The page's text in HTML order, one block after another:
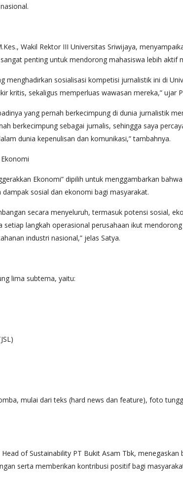
Wakil Rektor III Universitas Sriwijaya,
penting untuk mendorong mahasiswa lebih aktif
menghadirkan sosialisasi kompetisi jurnalistik ini di
kritis, sekaligus memperluas wawasan mereka,” ujar
yang pernah berkecimpung di dunia jurnalistik
berkecimpung sebagai jurnalis, sehingga saya
dunia kepenulisan dan komunikasi,” tambahnya.
Ekonomi” dipilih untuk menggambarkan
sosial dan ekonomi bagi masyarakat.
secara menyeluruh, termasuk potensi sosial,
langkah operasional perusahaan ikut
industri nasional,” jelas Satya.
lima subtema, yaitu:
mulai dari teks (hard news dan feature), foto
of Sustainability PT Bukit Asam Tbk,
serta memberikan kontribusi positif bagi